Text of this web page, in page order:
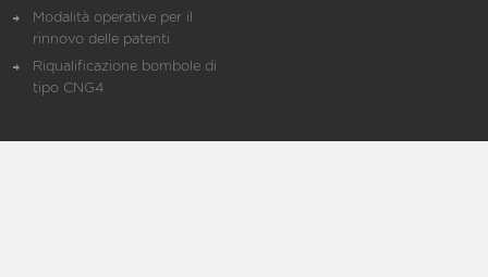
Modalità operative per il
rinnovo delle patenti
Riqualificazione bombole di
tipo CNG4